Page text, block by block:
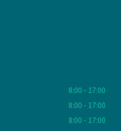
8:00 - 17:00
8:00 - 17:00
8:00 - 17:00